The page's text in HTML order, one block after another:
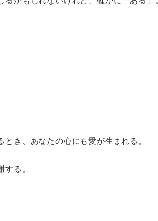
とき、あなたの心にも愛が生まれる。
る。